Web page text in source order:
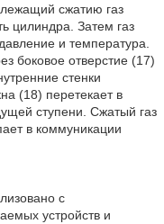
сжатию газ
цилиндра. Затем газ
и температура.
боковое отверстие (17)
стенки
(18) перетекает в
ступени. Сжатый газ
в коммуникации
с
устройств и